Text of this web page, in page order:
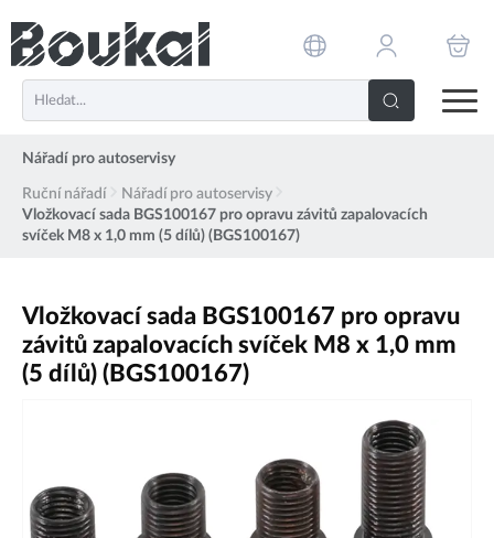
Nářadí pro autoservisy
Ruční nářadí
Nářadí pro autoservisy
Vložkovací sada BGS100167 pro opravu závitů zapalovacích
svíček M8 x 1,0 mm (5 dílů) (BGS100167)
Vložkovací sada BGS100167 pro opravu
závitů zapalovacích svíček M8 x 1,0 mm
(5 dílů) (BGS100167)